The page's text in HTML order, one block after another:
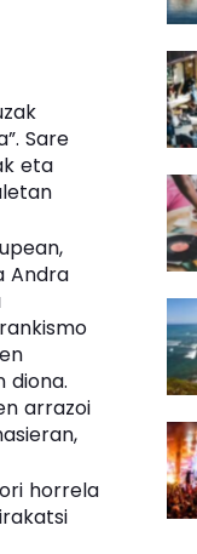
Sare
eta
Andra
diona.
arrazoi
horrela